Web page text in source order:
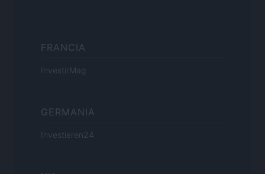
FRANCIA
InvestirMag
GERMANIA
Investieren24